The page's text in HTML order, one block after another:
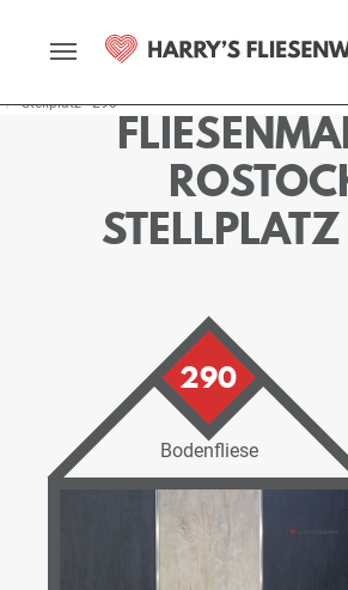
Stellplatz - 290
STELLPLATZ
290
Bodenfliese